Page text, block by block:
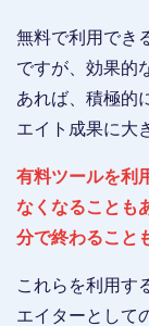
無料で利用でき
ですが、効果的
あれば、積極的
エイト成果に大
有料ツールを利
なくなることも
分で終わること
これらを利用す
エイターとして